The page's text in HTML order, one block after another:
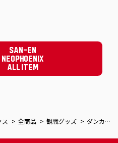
SAN-EN
NEOPHOENIX
ALL ITEM
全商品 観戦グッズ ダンカーヘアバンド